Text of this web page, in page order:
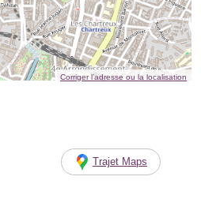
Corriger l’adresse ou la localisation
Trajet Maps